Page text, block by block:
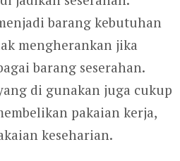
barang kebutuhan
mengherankan jika
barang seserahan.
di gunakan juga cukup
pakaian kerja,
keseharian.